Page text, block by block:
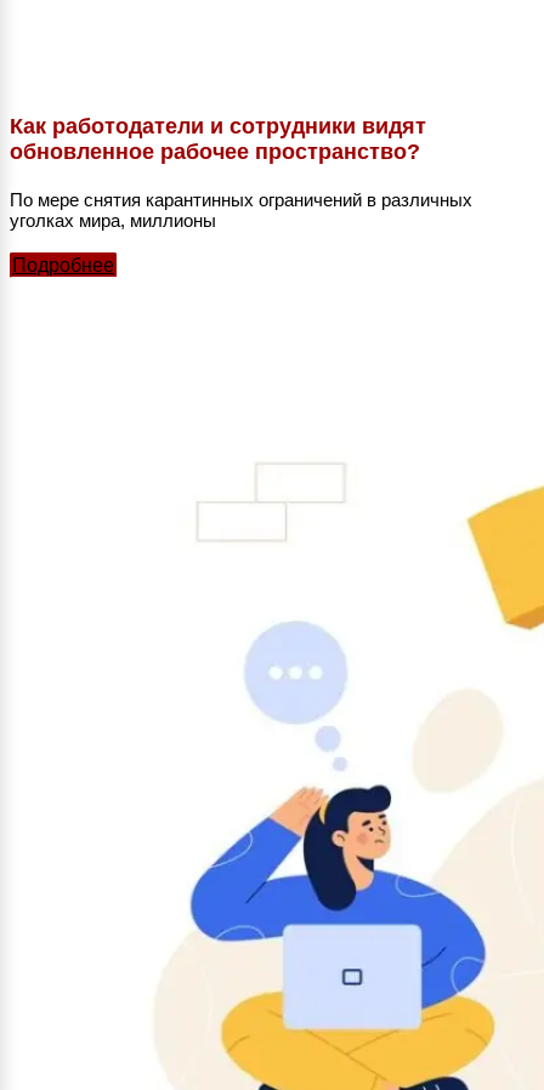
Как работодатели и сотрудники видят
обновленное рабочее пространство?
По мере снятия карантинных ограничений в различных
уголках мира, миллионы
Подробнее